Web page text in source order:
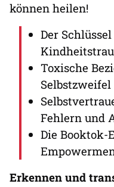
können heilen!
Der
Toxische
Selbstzweifel
Fehlern und
Die Booktok-
Erkennen und